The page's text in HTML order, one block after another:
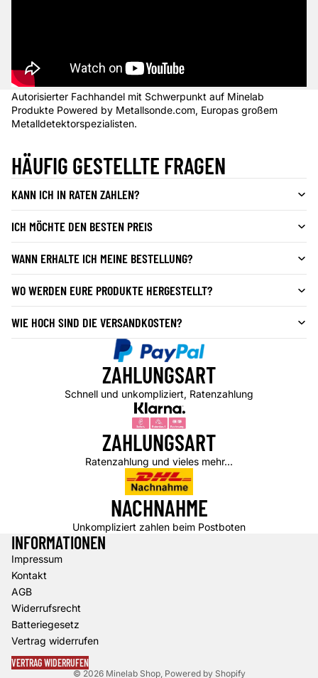
Autorisierter Fachhandel mit Schwerpunkt auf Minelab
Produkte Powered by Metallsonde.com, Europas großem
Metalldetektorspezialisten.
HÄUFIG GESTELLTE FRAGEN
KANN ICH IN RATEN ZAHLEN?
ICH MÖCHTE DEN BESTEN PREIS
WANN ERHALTE ICH MEINE BESTELLUNG?
WO WERDEN EURE PRODUKTE HERGESTELLT?
WIE HOCH SIND DIE VERSANDKOSTEN?
ZAHLUNGSART
Schnell und unkompliziert, Ratenzahlung
ZAHLUNGSART
Ratenzahlung und vieles mehr...
NACHNAHME
Unkompliziert zahlen beim Postboten
INFORMATIONEN
Impressum
Kontakt
AGB
Widerrufsrecht
Batteriegesetz
Vertrag widerrufen
VERTRAG WIDERRUFEN
© 2026 Minelab Shop, Powered by Shopify
Datenschutzerklärung
Widerrufsrecht
AGB
Versand
Kontaktinformationen
Impressum